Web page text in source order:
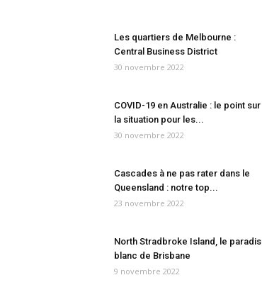
Les quartiers de Melbourne :
Central Business District
30 novembre 2022
COVID-19 en Australie : le point sur
la situation pour les...
30 novembre 2022
Cascades à ne pas rater dans le
Queensland : notre top...
23 novembre 2022
North Stradbroke Island, le paradis
blanc de Brisbane
9 novembre 2022